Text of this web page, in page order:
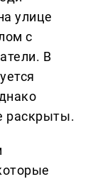
улице
с
В
раскрыты.